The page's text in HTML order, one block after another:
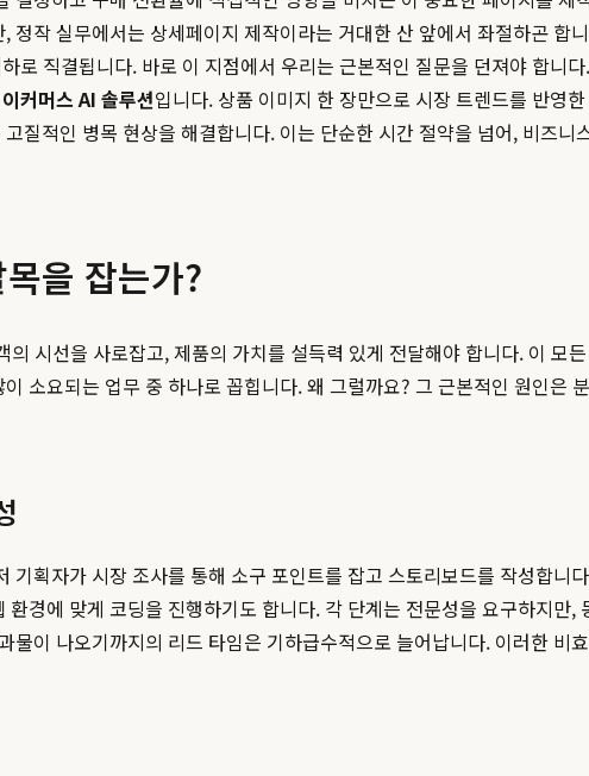
작 실무에서는 상세페이지 제작이라는 거대한 산 앞에서 좌절하곤 합
로 직결됩니다. 바로 이 지점에서 우리는 근본적인 질문을 던져야 합니
이커머스 AI 솔루션입니다. 상품 이미지 한 장만으로 시장 트렌드를 반영
질적인 병목 현상을 해결합니다. 이는 단순한 시간 절약을 넘어, 비즈
을 잡는가?
시선을 사로잡고, 제품의 가치를 설득력 있게 전달해야 합니다. 이 모
소요되는 업무 중 하나로 꼽힙니다. 왜 그럴까요? 그 근본적인 원인은
획자가 시장 조사를 통해 소구 포인트를 잡고 스토리보드를 작성합니
경에 맞게 코딩을 진행하기도 합니다. 각 단계는 전문성을 요구하지만
이 나오기까지의 리드 타임은 기하급수적으로 늘어납니다. 이러한 비